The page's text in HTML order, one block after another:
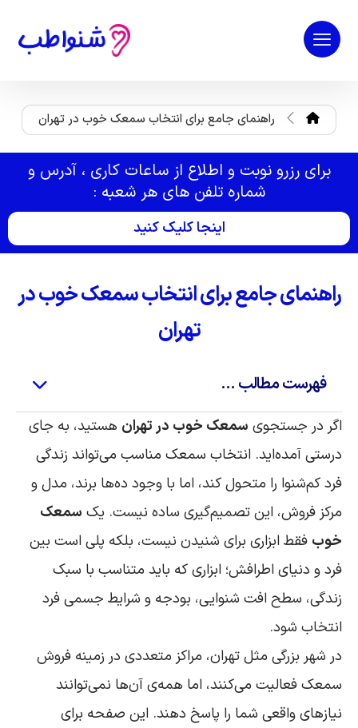
راهنمای جامع برای انتخاب سمعک خوب در تهران
برای رزرو نوبت و اطلاع از ساعات کاری ، آدرس و
شماره تلفن های هر شعبه :
اینجا کلیک کنید
راهنمای جامع برای انتخاب سمعک خوب در
تهران
فهرست مطالب ...
اگر در جستجوی سمعک خوب در تهران هستید، به جای
درستی آمده‌اید. انتخاب سمعک مناسب می‌تواند زندگی
فرد کم‌شنوا را متحول کند، اما با وجود ده‌ها برند، مدل و
مرکز فروش، این تصمیم‌گیری ساده نیست. یک سمعک
خوب فقط ابزاری برای شنیدن نیست، بلکه پلی است بین
فرد و دنیای اطرافش؛ ابزاری که باید متناسب با سبک
زندگی، سطح افت شنوایی، بودجه و شرایط جسمی فرد
انتخاب شود.
در شهر بزرگی مثل تهران، مراکز متعددی در زمینه فروش
سمعک فعالیت می‌کنند، اما همه‌ی آن‌ها نمی‌توانند
نیازهای واقعی شما را پاسخ دهند. این صفحه برای